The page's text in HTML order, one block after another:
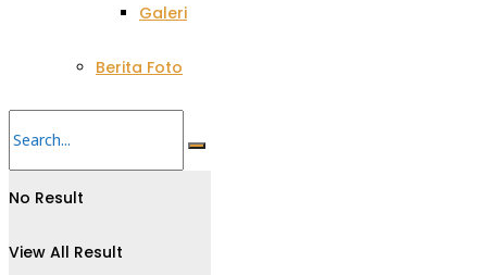
Galeri
Berita Foto
No Result
View All Result